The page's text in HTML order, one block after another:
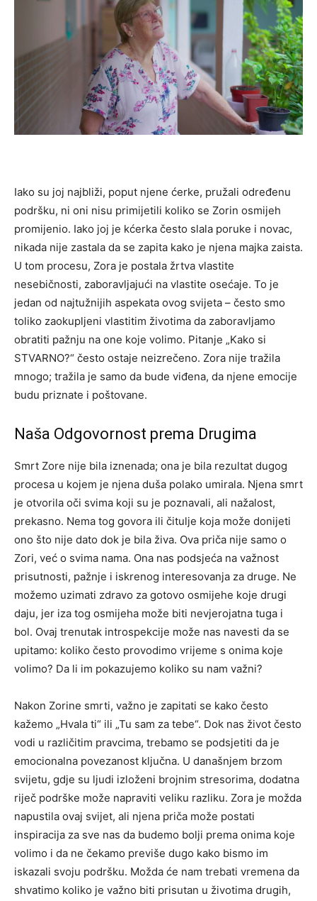
Iako su joj najbliži, poput njene ćerke, pružali određenu
podršku, ni oni nisu primijetili koliko se Zorin osmijeh
promijenio. Iako joj je kćerka često slala poruke i novac,
nikada nije zastala da se zapita kako je njena majka zaista.
U tom procesu, Zora je postala žrtva vlastite
nesebičnosti, zaboravljajući na vlastite osećaje. To je
jedan od najtužnijih aspekata ovog svijeta – često smo
toliko zaokupljeni vlastitim životima da zaboravljamo
obratiti pažnju na one koje volimo. Pitanje „Kako si
STVARNO?“ često ostaje neizrečeno. Zora nije tražila
mnogo; tražila je samo da bude viđena, da njene emocije
budu priznate i poštovane.
Naša Odgovornost prema Drugima
Smrt Zore nije bila iznenada; ona je bila rezultat dugog
procesa u kojem je njena duša polako umirala. Njena smrt
je otvorila oči svima koji su je poznavali, ali nažalost,
prekasno. Nema tog govora ili čitulje koja može donijeti
ono što nije dato dok je bila živa. Ova priča nije samo o
Zori, već o svima nama. Ona nas podsjeća na važnost
prisutnosti, pažnje i iskrenog interesovanja za druge. Ne
možemo uzimati zdravo za gotovo osmijehe koje drugi
daju, jer iza tog osmijeha može biti nevjerojatna tuga i
bol. Ovaj trenutak introspekcije može nas navesti da se
upitamo: koliko često provodimo vrijeme s onima koje
volimo? Da li im pokazujemo koliko su nam važni?
Nakon Zorine smrti, važno je zapitati se kako često
kažemo „Hvala ti“ ili „Tu sam za tebe“. Dok nas život često
vodi u različitim pravcima, trebamo se podsjetiti da je
emocionalna povezanost ključna. U današnjem brzom
svijetu, gdje su ljudi izloženi brojnim stresorima, dodatna
riječ podrške može napraviti veliku razliku. Zora je možda
napustila ovaj svijet, ali njena priča može postati
inspiracija za sve nas da budemo bolji prema onima koje
volimo i da ne čekamo previše dugo kako bismo im
iskazali svoju podršku. Možda će nam trebati vremena da
shvatimo koliko je važno biti prisutan u životima drugih,